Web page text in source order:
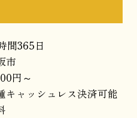
間365日
市
円～
キャッシュレス決済可能